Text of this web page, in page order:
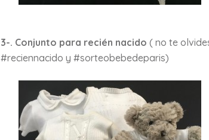
3-. Conjunto para recién nacido ( no te
#reciennacido y #sorteobebedeparis)